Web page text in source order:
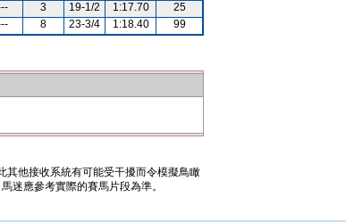
3 19-1/2 1:17.70
25
8 23-3/4 1:18.40 99
其他接收系統有可能受干擾而令模擬鳥瞰
迷應參考實際的賽馬片段為準。